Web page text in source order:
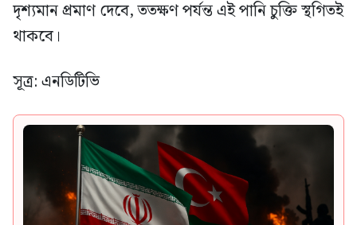
দৃশ্যমান প্রমাণ দেবে, ততক্ষণ পর্যন্ত এই পানি চুক্তি স্থগিতই
থাকবে।
সূত্র: এনডিটিভি